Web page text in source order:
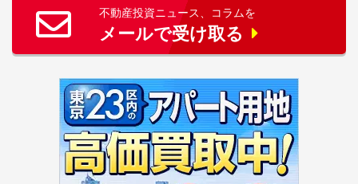
不動産投資ニュース、コラムを
メールで受け取る